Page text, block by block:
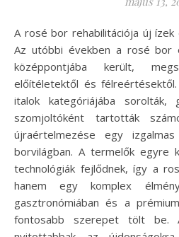
A rosé bor rehabilitációja új ízek és trendek a borvilágban
Az utóbbi években a rosé bor
középpontjába került,
előítéletektől és
italok kategóriájába sorolták,
szomjoltóként tartották
újraértelmezése egy
borvilágban. A termelők egyre
technológiák fejlődnek, így a
hanem egy komplex
gasztronómiában és a
fontosabb szerepet tölt be.